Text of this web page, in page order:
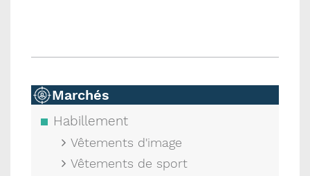
Marchés
Habillement
Vêtements d'image
Vêtements de sport